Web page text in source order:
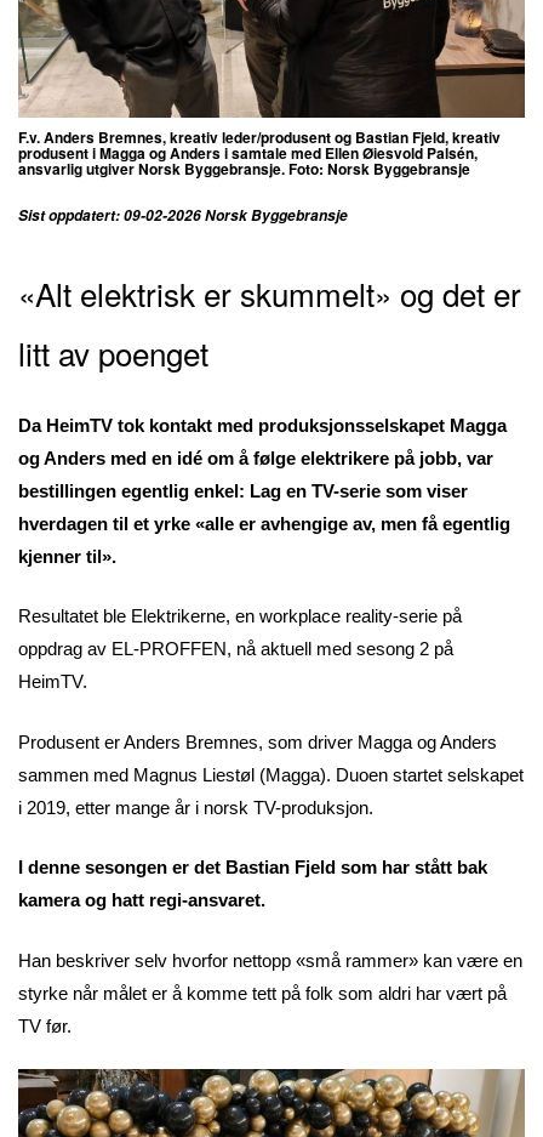
F.v. Anders Bremnes, kreativ leder/produsent og Bastian Fjeld, kreativ
produsent i Magga og Anders i samtale med Ellen Øiesvold Palsén,
ansvarlig utgiver Norsk Byggebransje. Foto: Norsk Byggebransje
Sist oppdatert: 09-02-2026 Norsk Byggebransje
«Alt elektrisk er skummelt» og det er
litt av poenget
Da HeimTV tok kontakt med produksjonsselskapet Magga
og Anders med en idé om å følge elektrikere på jobb, var
bestillingen egentlig enkel: Lag en TV-serie som viser
hverdagen til et yrke «alle er avhengige av, men få egentlig
kjenner til».
Resultatet ble Elektrikerne, en workplace reality-serie på
oppdrag av EL-PROFFEN, nå aktuell med sesong 2 på
HeimTV.
Produsent er Anders Bremnes, som driver Magga og Anders
sammen med Magnus Liestøl (Magga). Duoen startet selskapet
i 2019, etter mange år i norsk TV-produksjon.
I denne sesongen er det Bastian Fjeld som har stått bak
kamera og hatt regi-ansvaret.
Han beskriver selv hvorfor nettopp «små rammer» kan være en
styrke når målet er å komme tett på folk som aldri har vært på
TV før.